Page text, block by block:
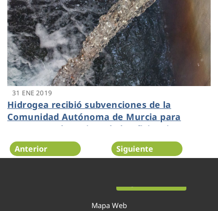
31 ENE 2019
Hidrogea recibió subvenciones de la
Comunidad Autónoma de Murcia para
avanzar en la mejora de la eficiencia
energética
Anterior Siguiente
Mapa Web